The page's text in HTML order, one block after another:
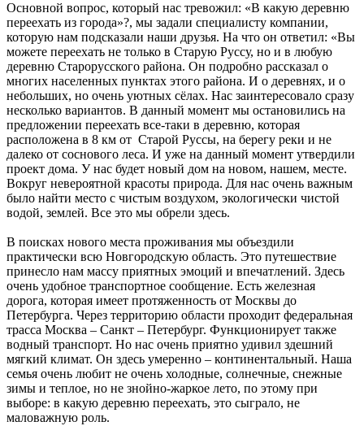
Основной вопрос, который нас тревожил: «В какую деревню
переехать из города»?, мы задали специалисту компании,
которую нам подсказали наши друзья. На что он ответил: «Вы
можете переехать не только в Старую Руссу, но и в любую
деревню Старорусского района. Он подробно рассказал о
многих населенных пунктах этого района. И о деревнях, и о
небольших, но очень уютных сёлах. Нас заинтересовало сразу
несколько вариантов. В данный момент мы остановились на
предложении переехать все-таки в деревню, которая
расположена в 8 км от Старой Руссы, на берегу реки и не
далеко от соснового леса. И уже на данный момент утвердили
проект дома. У нас будет новый дом на новом, нашем, месте.
Вокруг невероятной красоты природа. Для нас очень важным
было найти место с чистым воздухом, экологически чистой
водой, землей. Все это мы обрели здесь.
В поисках нового места проживания мы объездили
практически всю Новгородскую область. Это путешествие
принесло нам массу приятных эмоций и впечатлений. Здесь
очень удобное транспортное сообщение. Есть железная
дорога, которая имеет протяженность от Москвы до
Петербурга. Через территорию области проходит федеральная
трасса Москва – Санкт – Петербург. Функционирует также
водный транспорт. Но нас очень приятно удивил здешний
мягкий климат. Он здесь умеренно – континентальный. Наша
семья очень любит не очень холодные, солнечные, снежные
зимы и теплое, но не знойно-жаркое лето, по этому при
выборе: в какую деревню переехать, это сыграло, не
маловажную роль.